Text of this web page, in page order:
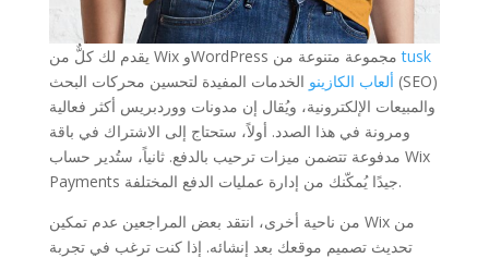
يقدم لك كلٌّ من Wix وWordPress مجموعة متنوعة منtusk
ألعاب الكازينو الخدمات المفيدة لتحسين محركات البحث (SEO)
والمبيعات الإلكترونية، ويُقال إن مدونات ووردبريس أكثر فعالية
ومرونة في هذا الصدد. أولاً، ستحتاج إلى الاشتراك في باقة
مدفوعة تتضمن ميزات ترحيب بالدفع. ثانياً، ستُدير حساب Wix
Payments جيدًا يُمكّنك من إدارة عمليات الدفع المختلفة.
من ناحية أخرى، انتقد بعض المراجعين عدم تمكين Wix من
تحديث تصميم موقعك بعد إنشائه. إذا كنت ترغب في تجربة